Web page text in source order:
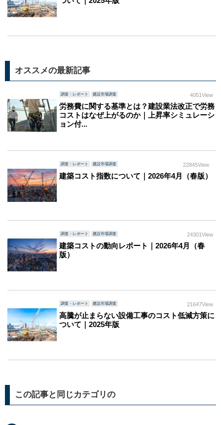
オススメの最新記事
調査・レポート 建設市場調査 4051View
労務費に関する基準とは？建設業法改正で労務
コストはなぜ上がるのか｜上昇率シミュレーシ
ョン付...
調査・レポート 建設市場調査 22845View
建築コスト指数について｜2026年4月（春版）
調査・レポート 建設市場調査 24301View
建築コストの動向レポート｜2026年4月（春
版）
調査・レポート 建設市場調査 21647View
高騰が止まらない設備工事のコスト低減方策に
ついて｜2025年版
この記事と同じカテゴリの